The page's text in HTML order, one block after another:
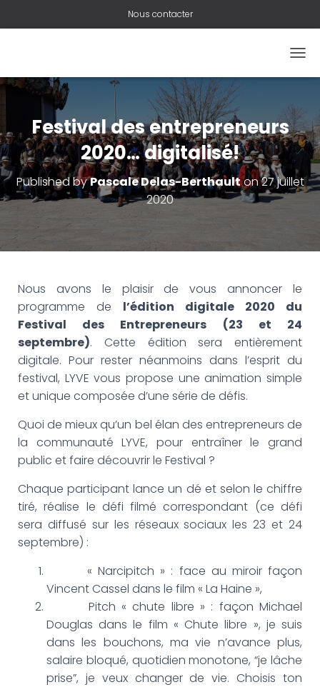
Nous contacter
U
I
R
/
E
R
A
V
I
G
T
I
O
Festival des entrepreneurs
2020… digitalisé!
Published byPascale Delas-Berthaulton27 juillet
2020
Nous avons le plaisir de vous annoncer le
programme de l’édition digitale 2020 du
Festival des Entrepreneurs (23 et 24
septembre). Cette édition sera entièrement
digitale. Pour rester néanmoins dans l’esprit du
festival, LYVE vous propose une animation simple
et unique composée d’une série de défis.
Quoi de mieux qu’un bel élan des entrepreneurs de
la communauté LYVE, pour entraîner le grand
public et faire découvrir le Festival ?
Chaque participant lance un dé et selon le chiffre
tiré, réalise le défi filmé correspondant (ce défi
sera diffusé sur les réseaux sociaux les 23 et 24
septembre) :
« Narcipitch » : face au miroir façon
Vincent Cassel dans le film « La Haine »,
Pitch « chute libre » : façon Michael
Douglas dans le film « Chute libre », je suis
dans les bouchons, ma vie n’avance plus,
salaire bloqué, quotidien monotone, “je lâche
prise”, je veux changer de vie. Choisis ton